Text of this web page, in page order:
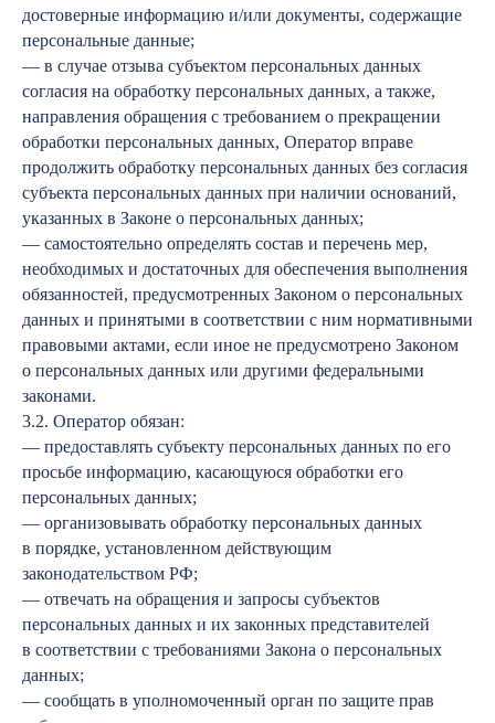
достоверные информацию и/или документы, содержащие
персональные данные;
— в случае отзыва субъектом персональных данных
согласия на обработку персональных данных, а также,
направления обращения с требованием о прекращении
обработки персональных данных, Оператор вправе
продолжить обработку персональных данных без согласия
субъекта персональных данных при наличии оснований,
указанных в Законе о персональных данных;
— самостоятельно определять состав и перечень мер,
необходимых и достаточных для обеспечения выполнения
обязанностей, предусмотренных Законом о персональных
данных и принятыми в соответствии с ним нормативными
правовыми актами, если иное не предусмотрено Законом
о персональных данных или другими федеральными
законами.
3.2. Оператор обязан:
— предоставлять субъекту персональных данных по его
просьбе информацию, касающуюся обработки его
персональных данных;
— организовывать обработку персональных данных
в порядке, установленном действующим
законодательством РФ;
— отвечать на обращения и запросы субъектов
персональных данных и их законных представителей
в соответствии с требованиями Закона о персональных
данных;
— сообщать в уполномоченный орган по защите прав